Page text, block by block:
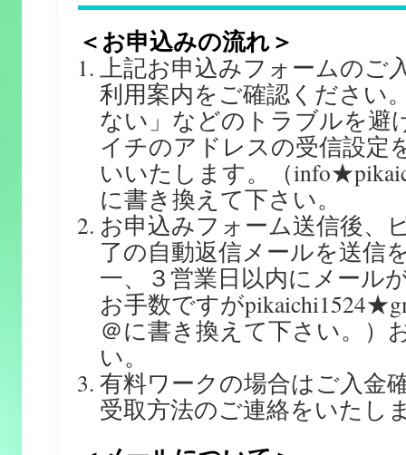
＜お申込みの流れ＞
上記お申込みフォームのご
利用案内をご確認ください
ない」などのトラブルを避
イチのアドレスの受信設定
いいたします。（
に書き換えて下さい。
お申込みフォーム送信後、
了の自動返信メールを送信
一、３営業日以内にメール
お手数ですが
＠に書き換えて下さい。）
い。
有料ワークの場合はご入金
受取方法のご連絡をいたし